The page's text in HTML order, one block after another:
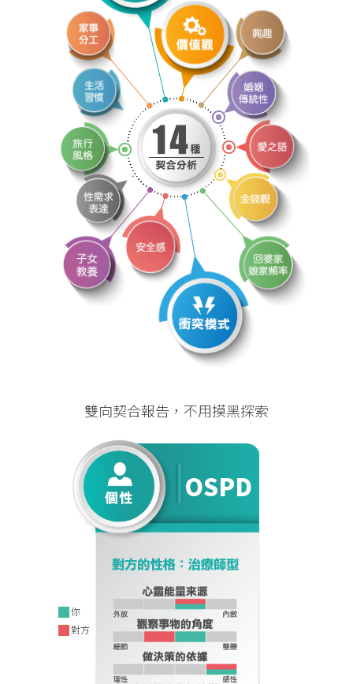
雙向契合報告，不用摸黑探索
OSPD
OSPD
OSPD
OSPD
OSPD
OSPD
OSPD
OSPD
OSPD
OSPD
OSPD
OSPD
OSPD
你
對方